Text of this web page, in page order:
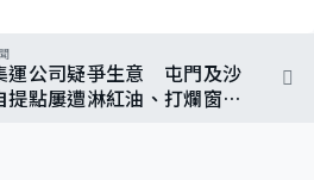
運公司疑爭生意 屯門及沙
提點屢遭淋紅油、打爛窗